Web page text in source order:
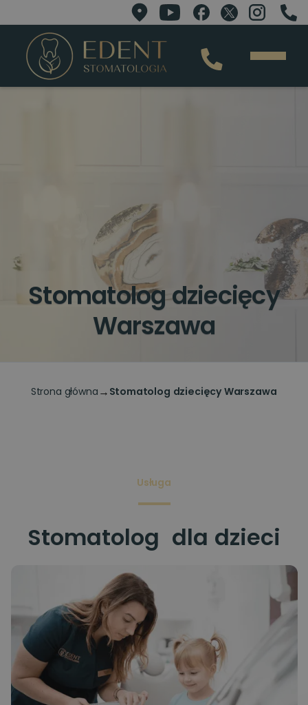
Stomatolog dziecięcy
Warszawa
Strona główna → Stomatolog dziecięcy Warszawa
Usługa
Stomatolog dla dzieci